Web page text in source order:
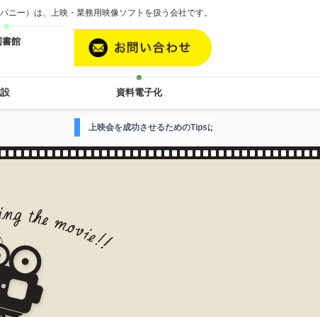
ニー）は、上映・業務用映像ソフトを扱う会社です。
書館
資料電子化
上映会を成功させるためのTipsはこちら 映画案内人Hがお届けする